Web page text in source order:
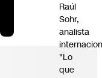
Raúl
Sohr,
analista
"Lo
que